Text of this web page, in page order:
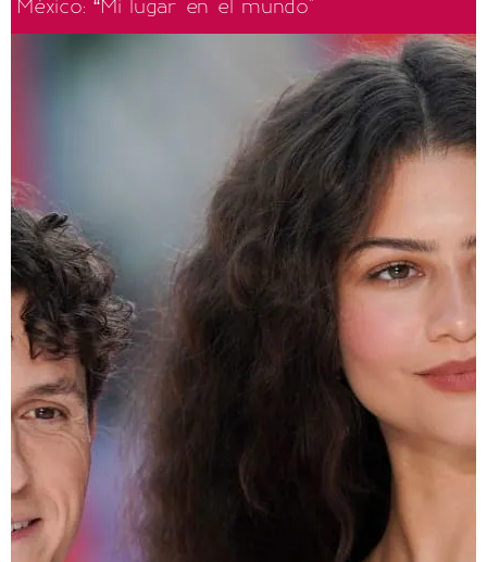
México: “Mi lugar en el mundo"